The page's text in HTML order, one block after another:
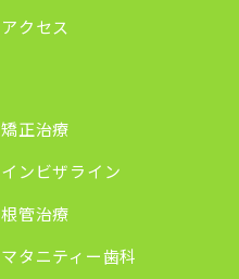
アクセス
矯正治療
インビザライン
根管治療
マタニティー歯科